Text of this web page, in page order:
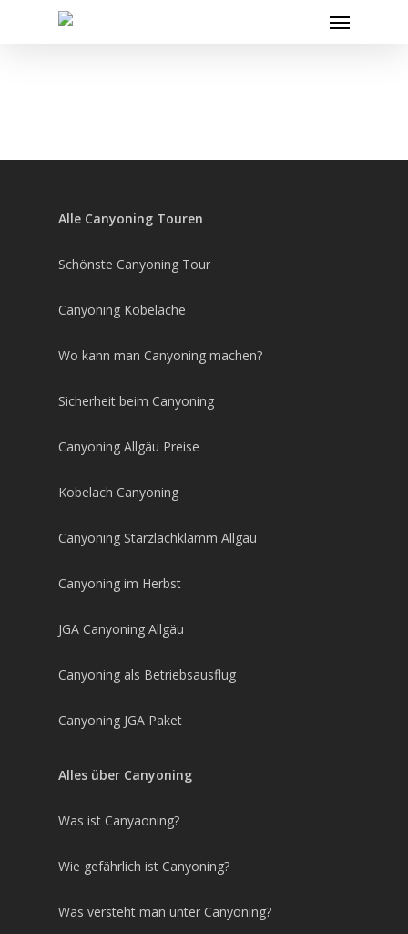
Menu
Alle Canyoning Touren
Schönste Canyoning Tour
Canyoning Kobelache
Wo kann man Canyoning machen?
Sicherheit beim Canyoning
Canyoning Allgäu Preise
Kobelach Canyoning
Canyoning Starzlachklamm Allgäu
Canyoning im Herbst
JGA Canyoning Allgäu
Canyoning als Betriebsausflug
Canyoning JGA Paket
Alles über Canyoning
Was ist Canyaoning?
Wie gefährlich ist Canyoning?
Was versteht man unter Canyoning?